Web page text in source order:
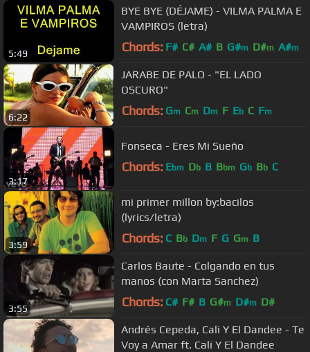
5:49
BYE BYE (DÉJAME) - VILMA PALMA E
VAMPIROS (letra)
Chords: F# C# A# B G#m D#m A#m
6:22
JARABE DE PALO - "EL LADO
OSCURO"
Chords: Gm Cm Dm F Eb C Fm
3:17
Fonseca - Eres Mi Sueño
Chords: Ebm Db B Bbm Gb Bb C
3:59
mi primer millon by:bacilos
(lyrics/letra)
Chords: C Bb Dm F G Gm B
3:55
Carlos Baute - Colgando en tus
manos (con Marta Sanchez)
Chords: C# F# B G#m D#m D#
Andrés Cepeda, Cali Y El Dandee - Te
Voy a Amar ft. Cali Y El Dandee